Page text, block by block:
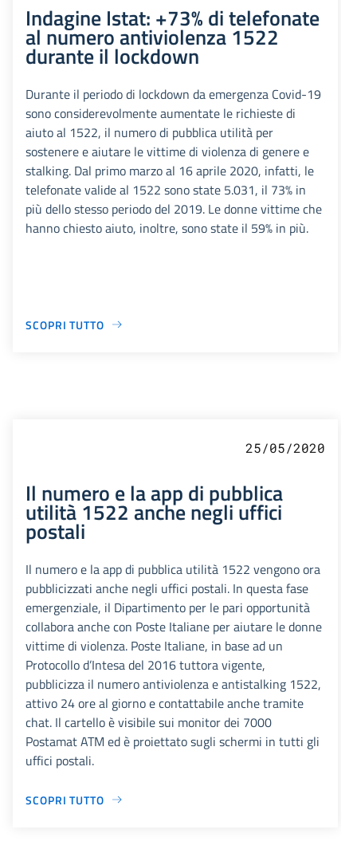
Indagine Istat: +73% di telefonate
al numero antiviolenza 1522
durante il lockdown
Durante il periodo di lockdown da emergenza Covid-19
sono considerevolmente aumentate le richieste di
aiuto al 1522, il numero di pubblica utilità per
sostenere e aiutare le vittime di violenza di genere e
stalking. Dal primo marzo al 16 aprile 2020, infatti, le
telefonate valide al 1522 sono state 5.031, il 73% in
più dello stesso periodo del 2019. Le donne vittime che
hanno chiesto aiuto, inoltre, sono state il 59% in più.
SCOPRI TUTTO
25/05/2020
Il numero e la app di pubblica
utilità 1522 anche negli uffici
postali
Il numero e la app di pubblica utilità 1522 vengono ora
pubblicizzati anche negli uffici postali. In questa fase
emergenziale, il Dipartimento per le pari opportunità
collabora anche con Poste Italiane per aiutare le donne
vittime di violenza. Poste Italiane, in base ad un
Protocollo d’Intesa del 2016 tuttora vigente,
pubblicizza il numero antiviolenza e antistalking 1522,
attivo 24 ore al giorno e contattabile anche tramite
chat. Il cartello è visibile sui monitor dei 7000
Postamat ATM ed è proiettato sugli schermi in tutti gli
uffici postali.
SCOPRI TUTTO